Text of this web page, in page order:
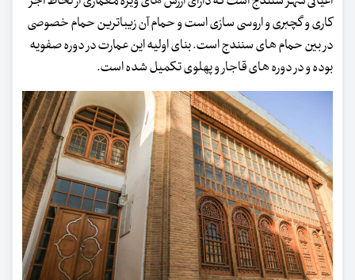
کاری و گچبری و اروسی سازی است و حمام آن زیباترین حمام خصوصی
در بین حمام های سنندج است. بنای اولیه این عمارت در دوره صفویه
بوده و در دوره های قاجار و پهلوی تکمیل شده است.